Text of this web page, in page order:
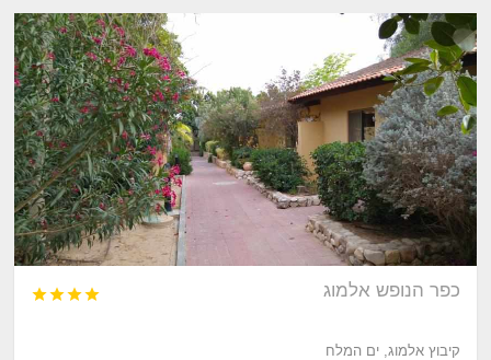
כפר הנופש אלמוג 



קיבוץ אלמוג, ים המלח